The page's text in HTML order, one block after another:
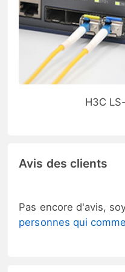
H3C
Avis des clients
Pas encore d'avis,
personnes qui